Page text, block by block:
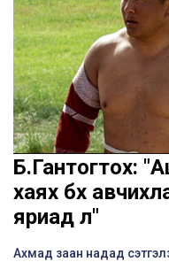
Б.Гантогтох:
хаях бөх
яриад л"
Ахмад заан надад